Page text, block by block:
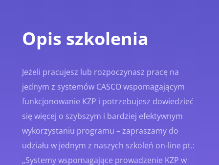
Opis szkolenia
Jeżeli pracujesz lub rozpoczynasz pracę na
jednym z systemów CASCO wspomagającym
funkcjonowanie KZP i potrzebujesz dowiedzieć
się więcej o szybszym i bardziej efektywnym
wykorzystaniu programu – zapraszamy do
udziału w jednym z naszych szkoleń on-line pt.:
„Systemy wspomagające prowadzenie KZP w